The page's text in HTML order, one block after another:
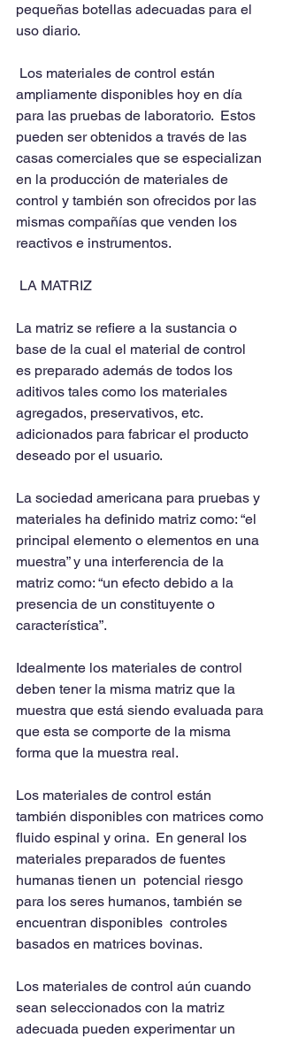
pequeñas botellas adecuadas para el
uso diario.
ampliamente disponibles hoy en día
para las pruebas de laboratorio.  Estos
pueden ser obtenidos a través de las
casas comerciales que se especializan
en la producción de materiales de
control y también son ofrecidos por las
mismas compañías que venden los
reactivos e instrumentos.
LA MATRIZ
La matriz se refiere a la sustancia o
base de la cual el material de control
es preparado además de todos los
aditivos tales como los materiales
agregados, preservativos, etc.
adicionados para fabricar el producto
deseado por el usuario.
La sociedad americana para pruebas y
materiales ha definido matriz como: “el
principal elemento o elementos en una
muestra” y una interferencia de la
matriz como: “un efecto debido a la
presencia de un constituyente o
característica”.
Idealmente los materiales de control
deben tener la misma matriz que la
muestra que está siendo evaluada para
que esta se comporte de la misma
forma que la muestra real.
Los materiales de control están
también disponibles con matrices como
fluido espinal y orina.  En general los
materiales preparados de fuentes
humanas tienen un  potencial riesgo
para los seres humanos, también se
encuentran disponibles  controles
basados en matrices bovinas.
Los materiales de control aún cuando
sean seleccionados con la matriz
adecuada pueden experimentar un